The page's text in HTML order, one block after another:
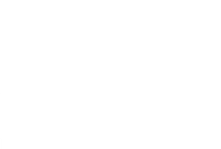
利，域内宇宙分为神界，仙界，凡间。
人暗算，残魂沉睡万年之后，在天运大陆南云帝国有名的“废物牧云”身上